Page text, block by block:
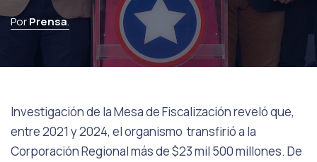
PorPrensa.
Investigación de la Mesa de Fiscalización reveló que,
entre 2021 y 2024, el organismo transfirió a la
Corporación Regional más de $23 mil 500 millones. De